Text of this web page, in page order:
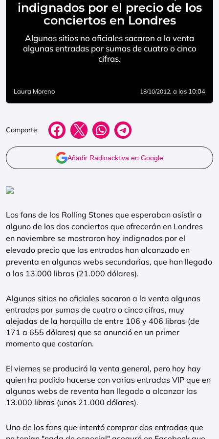
indignados por el precio de los
conciertos en Londres
Algunos sitios no oficiales sacaron a la venta
algunas entradas por sumas de cuatro o cinco
cifras.
Laura Moreno 18/10/2012, a las 10:04
Comparte:
Añadir Radioacktiva en Google
Los fans de los Rolling Stones que esperaban asistir a
alguno de los dos conciertos que ofrecerán en Londres
en noviembre se mostraron hoy indignados por el
elevado precio que las entradas han alcanzado en
preventa en algunas webs secundarias, que han llegado
a las 13.000 libras (21.000 dólares).
Algunos sitios no oficiales sacaron a la venta algunas
entradas por sumas de cuatro o cinco cifras, muy
alejadas de la horquilla de entre 106 y 406 libras (de
171 a 655 dólares) que se anunció en un primer
momento que costarían.
El viernes se producirá la venta general, pero hoy hay
quien ha podido hacerse con varias entradas VIP que en
algunas webs de reventa han llegado a alcanzar las
13.000 libras (unos 21.000 dólares).
Uno de los fans que intentó comprar dos entradas que